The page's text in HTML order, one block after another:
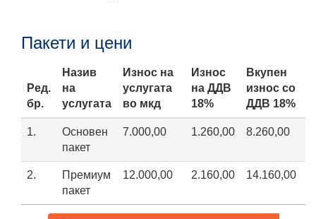
Пакети и цени
Ред.
бр.
Назив
на
услугата
Износ на
услугата
во мкд
Износ
на ДДВ
18%
Вкупен
износ со
ДДВ 18%
1.
Основен
пакет
7.000,00 1.260,00 8.260,00
2.
Премиум
пакет
12.000,00 2.160,00 14.160,00